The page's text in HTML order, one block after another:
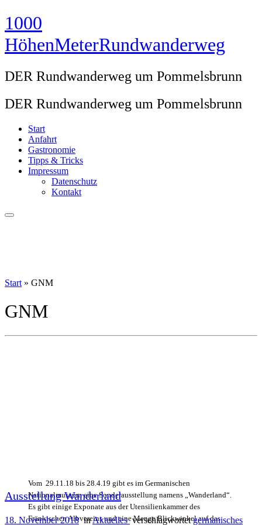
Zum
Inhalt
springen
1000
HöhenMeterRundwanderweg
DER Rundwanderweg um Pommelsbrunn
DER Rundwanderweg um Pommelsbrunn
Start
Anfahrt
Gastronomie
Tipps & Tricks
Impressum
Datenschutz
Kontakt
Start » GNM
GNM
Vom 29.11.18 bis 28.4.19 gibt es im Germanischen
Nationalmuseum eine Sonderausstellung namens „Wanderland“.
Es gibt einige Exponate aus der Utensilienkammer des
Fränkischen Albvereins und eine Menge Blickwinkel auf das
Ausstellung Wanderland
18. November 2018inAktuellesverschlagwortetgermanisches